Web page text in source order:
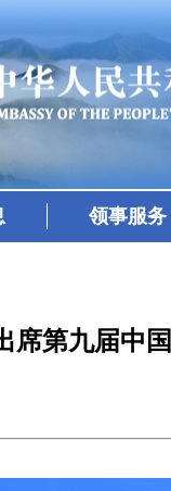
领事服务
席第九届中